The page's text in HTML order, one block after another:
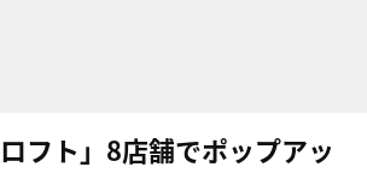
フト」8店舗でポップアッ